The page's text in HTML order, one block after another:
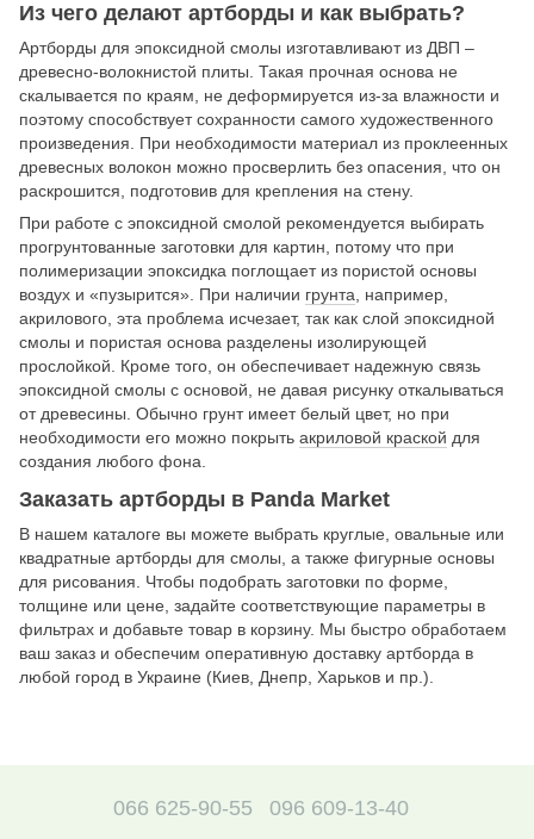
Из чего делают артборды и как выбрать?
Артборды для эпоксидной смолы изготавливают из ДВП –
древесно-волокнистой плиты. Такая прочная основа не
скалывается по краям, не деформируется из-за влажности и
поэтому способствует сохранности самого художественного
произведения. При необходимости материал из проклеенных
древесных волокон можно просверлить без опасения, что он
раскрошится, подготовив для крепления на стену.
При работе с эпоксидной смолой рекомендуется выбирать
прогрунтованные заготовки для картин, потому что при
полимеризации эпоксидка поглощает из пористой основы
воздух и «пузырится». При наличии грунта, например,
акрилового, эта проблема исчезает, так как слой эпоксидной
смолы и пористая основа разделены изолирующей
прослойкой. Кроме того, он обеспечивает надежную связь
эпоксидной смолы с основой, не давая рисунку откалываться
от древесины. Обычно грунт имеет белый цвет, но при
необходимости его можно покрыть акриловой краской для
создания любого фона.
Заказать артборды в Panda Market
В нашем каталоге вы можете выбрать круглые, овальные или
квадратные артборды для смолы, а также фигурные основы
для рисования. Чтобы подобрать заготовки по форме,
толщине или цене, задайте соответствующие параметры в
фильтрах и добавьте товар в корзину. Мы быстро обработаем
ваш заказ и обеспечим оперативную доставку артборда в
любой город в Украине (Киев, Днепр, Харьков и пр.).
066 625-90-55 096 609-13-40